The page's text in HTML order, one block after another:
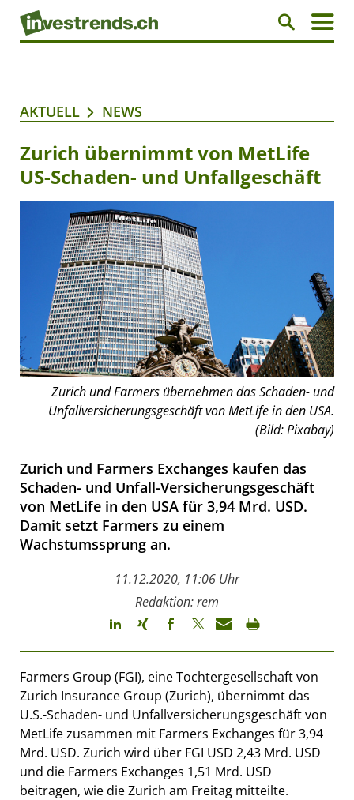
AKTUELL NEWS
Zurich übernimmt von MetLife
US-Schaden- und Unfallgeschäft
Zurich und Farmers übernehmen das Schaden- und
Unfallversicherungsgeschäft von MetLife in den USA.
(Bild: Pixabay)
Zurich und Farmers Exchanges kaufen das
Schaden- und Unfall-Versicherungsgeschäft
von MetLife in den USA für 3,94 Mrd. USD.
Damit setzt Farmers zu einem
Wachstumssprung an.
11.12.2020, 11:06 Uhr
Redaktion: rem
Farmers Group (FGI), eine Tochtergesellschaft von
Zurich Insurance Group (Zurich), übernimmt das
U.S.-Schaden- und Unfallversicherungsgeschäft von
MetLife zusammen mit Farmers Exchanges für 3,94
Mrd. USD. Zurich wird über FGI USD 2,43 Mrd. USD
und die Farmers Exchanges 1,51 Mrd. USD
beitragen, wie die Zurich am Freitag mitteilte.